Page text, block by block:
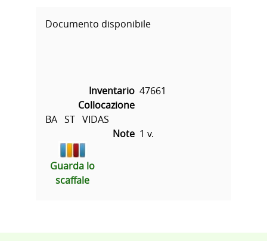
Documento disponibile
Inventario 47661
Collocazione
BA   ST   VIDAS
Note 1 v.
Guarda lo
scaffale